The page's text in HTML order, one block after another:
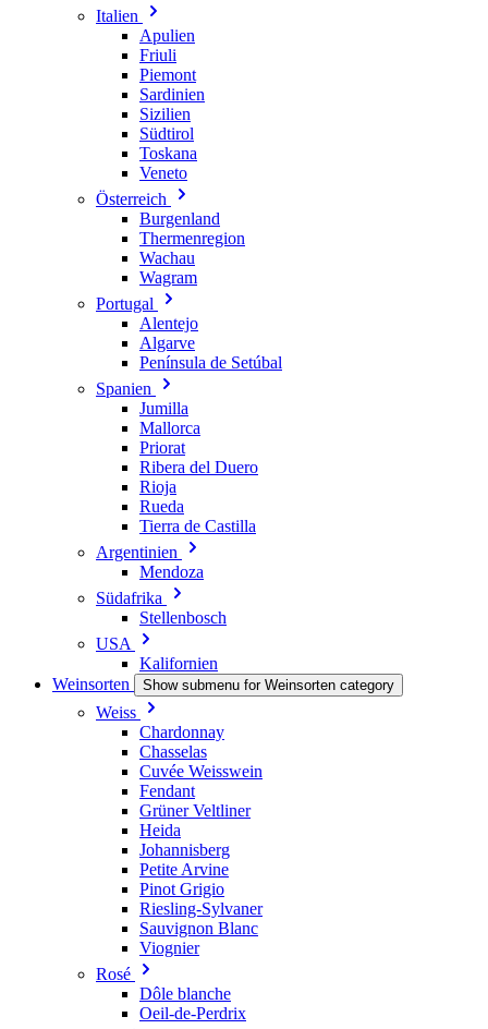
Italien
Apulien
Friuli
Piemont
Sardinien
Sizilien
Südtirol
Toskana
Veneto
Österreich
Burgenland
Thermenregion
Wachau
Wagram
Portugal
Alentejo
Algarve
Península de Setúbal
Spanien
Jumilla
Mallorca
Priorat
Ribera del Duero
Rioja
Rueda
Tierra de Castilla
Argentinien
Mendoza
Südafrika
Stellenbosch
USA
Kalifornien
Weinsorten
Show submenu for Weinsorten category
Weiss
Chardonnay
Chasselas
Cuvée Weisswein
Fendant
Grüner Veltliner
Heida
Johannisberg
Petite Arvine
Pinot Grigio
Riesling-Sylvaner
Sauvignon Blanc
Viognier
Rosé
Dôle blanche
Oeil-de-Perdrix